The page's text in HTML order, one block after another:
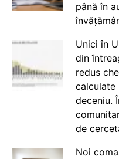
până în
Unici în
din
redus
calculate
deceniu.
de
Noi